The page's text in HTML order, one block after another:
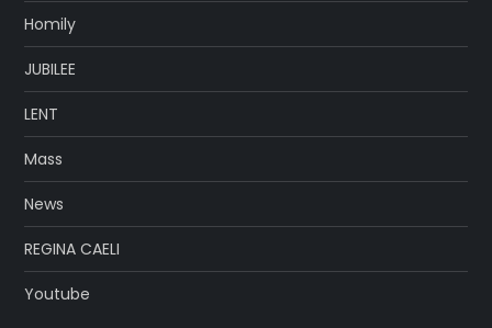
Homily
JUBILEE
LENT
Mass
News
REGINA CAELI
Youtube